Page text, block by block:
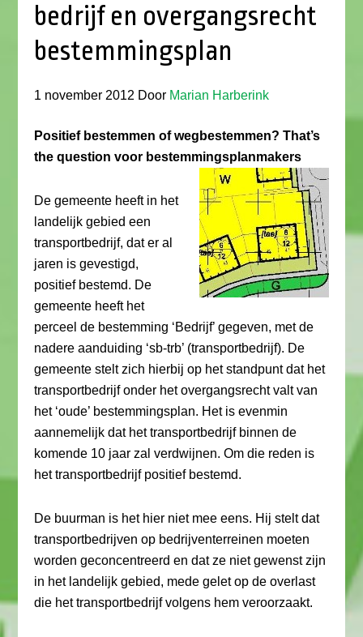
bedrijf en overgangsrecht
bestemmingsplan
1 november 2012 Door Marian Harberink
Positief bestemmen of wegbestemmen? That’s
the question voor bestemmingsplanmakers
De gemeente heeft in het
landelijk gebied een
transportbedrijf, dat er al
jaren is gevestigd,
positief bestemd. De
gemeente heeft het
perceel de bestemming ‘Bedrijf’ gegeven, met de
nadere aanduiding ‘sb-trb’ (transportbedrijf). De
gemeente stelt zich hierbij op het standpunt dat het
transportbedrijf onder het overgangsrecht valt van
het ‘oude’ bestemmingsplan. Het is evenmin
aannemelijk dat het transportbedrijf binnen de
komende 10 jaar zal verdwijnen. Om die reden is
het transportbedrijf positief bestemd.
De buurman is het hier niet mee eens. Hij stelt dat
transportbedrijven op bedrijventerreinen moeten
worden geconcentreerd en dat ze niet gewenst zijn
in het landelijk gebied, mede gelet op de overlast
die het transportbedrijf volgens hem veroorzaakt.